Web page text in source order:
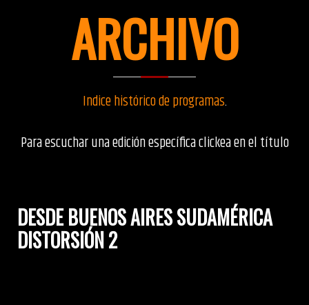
ARCHIVO
Indice histórico de programas.
Para escuchar una edición específica clickea en el título
DESDE BUENOS AIRES SUDAMÉRICA
DISTORSIÓN 2